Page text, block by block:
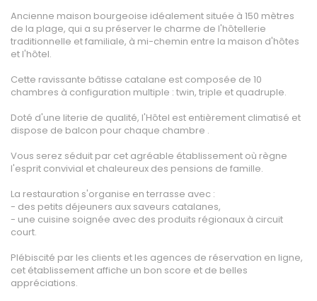
CONTACT
MON COMPTE
Vousfinancer Narbonne
Ancienne maison bourgeoise idéalement située à 150 mètres
de la plage, qui a su préserver le charme de l'hôtellerie
traditionnelle et familiale, à mi-chemin entre la maison d'hôtes
et l'hôtel.
Cette ravissante bâtisse catalane est composée de 10
chambres à configuration multiple : twin, triple et quadruple.
Doté d'une literie de qualité, l'Hôtel est entièrement climatisé et
dispose de balcon pour chaque chambre .
Vous serez séduit par cet agréable établissement où règne
l'esprit convivial et chaleureux des pensions de famille.
La restauration s'organise en terrasse avec :
- des petits déjeuners aux saveurs catalanes,
- une cuisine soignée avec des produits régionaux à circuit
court.
Plébiscité par les clients et les agences de réservation en ligne,
cet établissement affiche un bon score et de belles
appréciations.